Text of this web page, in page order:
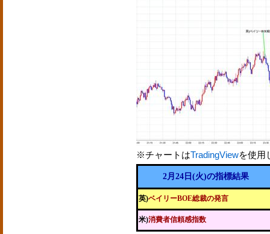
※チャートはTradingViewを使用
2月24日(火)の指標結果
英)ベイリーBOE総裁の発言
米)消費者信頼感指数